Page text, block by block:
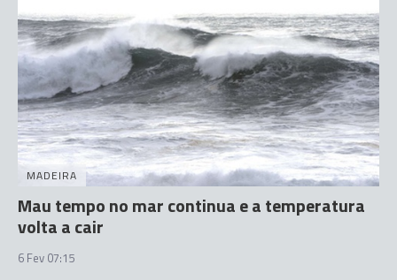
MADEIRA
Mau tempo no mar continua e a temperatura
volta a cair
6 Fev 07:15